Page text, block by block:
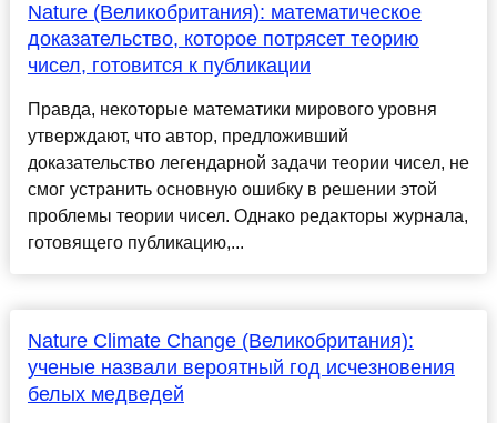
Nature (Великобритания): математическое
доказательство, которое потрясет теорию
чисел, готовится к публикации
Правда, некоторые математики мирового уровня
утверждают, что автор, предложивший
доказательство легендарной задачи теории чисел, не
смог устранить основную ошибку в решении этой
проблемы теории чисел. Однако редакторы журнала,
готовящего публикацию,...
Nature Climate Change (Великобритания):
ученые назвали вероятный год исчезновения
белых медведей